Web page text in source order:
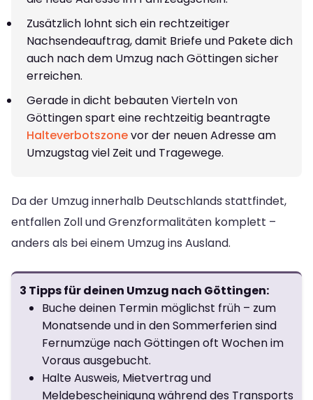
Zusätzlich lohnt sich ein rechtzeitiger
Nachsendeauftrag, damit Briefe und Pakete dich
auch nach dem Umzug nach Göttingen sicher
erreichen.
Gerade in dicht bebauten Vierteln von
Göttingen spart eine rechtzeitig beantragte
Halteverbotszonevor der neuen Adresse am
Umzugstag viel Zeit und Tragewege.
Da der Umzug innerhalb Deutschlands stattfindet,
entfallen Zoll und Grenzformalitäten komplett –
anders als bei einem Umzug ins Ausland.
3 Tipps für deinen Umzug nach Göttingen:
Buche deinen Termin möglichst früh – zum
Monatsende und in den Sommerferien sind
Fernumzüge nach Göttingen oft Wochen im
Voraus ausgebucht.
Halte Ausweis, Mietvertrag und
Meldebescheinigung während des Transports